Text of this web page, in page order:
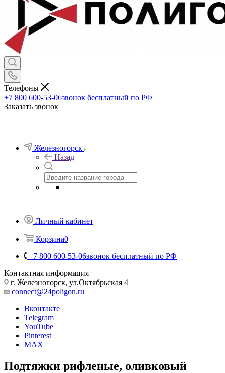
Телефоны
+7 800 600-53-06звонок бесплатный по РФ
Заказать звонок
Железногорск
Назад
Личный кабинет
Корзина0
+7 800 600-53-06звонок бесплатный по РФ
Контактная информация
г. Железногорск, ул.Октябрьская 4
connect@24poligon.ru
Вконтакте
Telegram
YouTube
Pinterest
MAX
Подтяжки рифленые, оливковый